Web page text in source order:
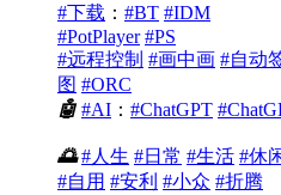
#下载 ： #BT #IDM
#PotPlayer #PS
#远程控制 #画中画 #自动
图 #ORC
🤖 #AI ： #ChatGPT
🌅 #人生 #日常 #生活 #休
#自用 #安利 #小众 #折腾